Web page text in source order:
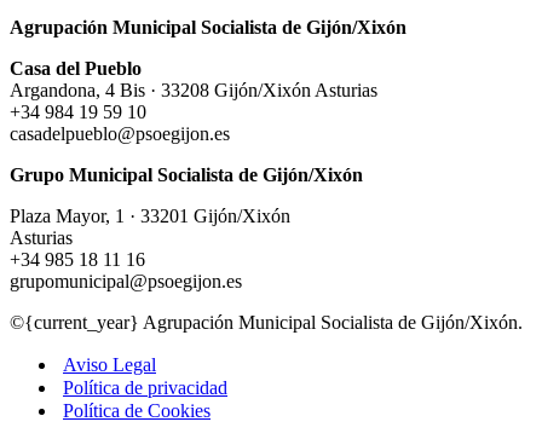
Agrupación Municipal Socialista de Gijón/Xixón
Casa del Pueblo
Argandona, 4 Bis · 33208 Gijón/Xixón Asturias
+34 984 19 59 10
casadelpueblo@psoegijon.es
Grupo Municipal Socialista de Gijón/Xixón
Plaza Mayor, 1 · 33201 Gijón/Xixón
Asturias
+34 985 18 11 16
grupomunicipal@psoegijon.es
©{current_year} Agrupación Municipal Socialista de Gijón/Xixón.
Aviso Legal
Política de privacidad
Política de Cookies